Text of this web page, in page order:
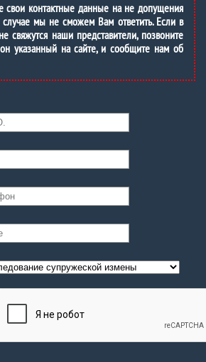
свои контактные данные на не допущения
мы не сможем Вам ответить. Если в
свяжутся наши представители, позвоните
указанный на сайте, и сообщите нам об